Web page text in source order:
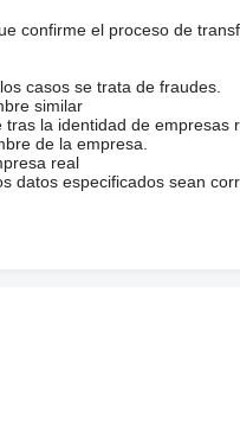
confirme el proceso de
casos se trata de fraudes.
similar
la identidad de
de la empresa.
real
datos especificados sean